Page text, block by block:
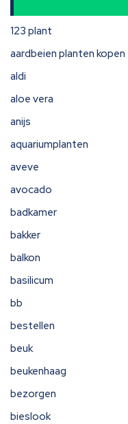
123 plant
aardbeien planten kopen
aldi
aloe vera
anijs
aquariumplanten
aveve
avocado
badkamer
bakker
balkon
basilicum
bb
bestellen
beuk
beukenhaag
bezorgen
bieslook